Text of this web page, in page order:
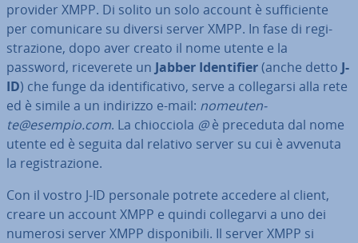
provider XMPP. Di solito un solo account è suf­fi­cien­te
per co­mu­ni­ca­re su diversi server XMPP. In fase di re­gi­
stra­zio­ne, dopo aver creato il nome utente e la
password, ri­ce­ve­re­te un Jabber Iden­ti­fier(anche detto J-
ID) che funge da iden­ti­fi­ca­ti­vo, serve a col­le­gar­si alla rete
ed è simile a un indirizzo e-mail: no­meu­ten­
te@esempio.com. La chioc­cio­la @è preceduta dal nome
utente ed è seguita dal relativo server su cui è avvenuta
la re­gi­stra­zio­ne.
Con il vostro J-ID personale potrete accedere al client,
creare un account XMPP e quindi col­le­gar­vi a uno dei
numerosi server XMPP di­spo­ni­bi­li. Il server XMPP si